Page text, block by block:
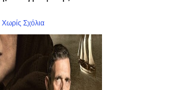
Χωρίς Σχόλια